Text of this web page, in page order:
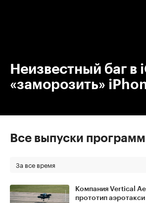
Неизвестный баг в
«заморозить»
Все выпуски
За все время
Компания Vertical
прототип аэротакси